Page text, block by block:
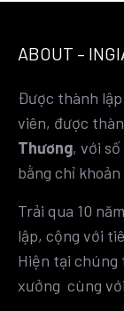
ABOUT –
Được thành
viên, được
Thương, với
bằng chỉ
Trải qua 10
lập, cộng với
Hiện tại chúng
xưởng cùng